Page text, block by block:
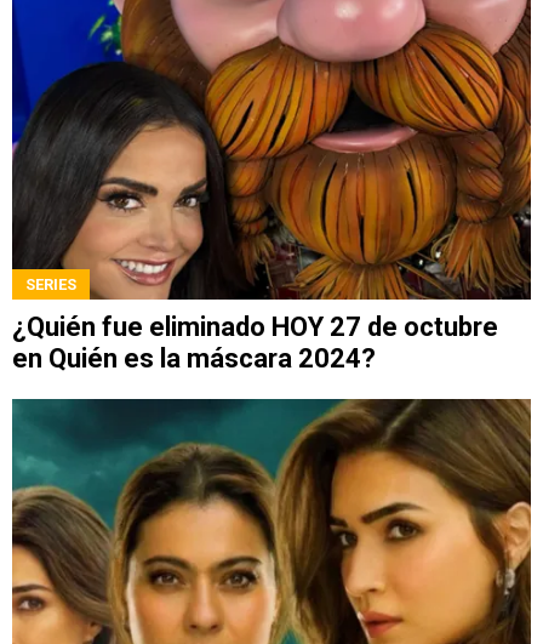
SERIES
¿Quién fue eliminado HOY 27 de octubre
en Quién es la máscara 2024?